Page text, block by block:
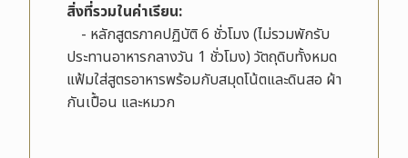
สิ่งที่รวมในค่าเรียน:
- หลักสูตรภาคปฏิบัติ 6 ชั่วโมง (ไม่รวมพักรับ
ประทานอาหารกลางวัน 1 ชั่วโมง) วัตถุดิบทั้งหมด
แฟ้มใส่สูตรอาหารพร้อมกับสมุดโน้ตและดินสอ ผ้า
กันเปื้อน และหมวก